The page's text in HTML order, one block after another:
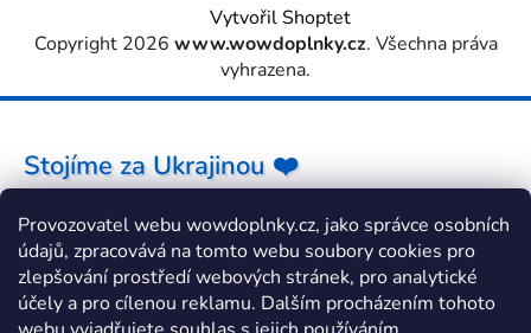
Provozovatel webu wowdoplnky.cz, jako správce osobních
údajů, zpracovává na tomto webu soubory cookies pro
zlepšování prostředí webových stránek, pro analytické
účely a pro cílenou reklamu. Dalším procházením tohoto
Vytvořil Shoptet
Copyright 2026 www.wowdoplnky.cz. Všechna práva
vyhrazena.
Stojíme za Ukrajinou ❤️
Jak a čím pomoci »